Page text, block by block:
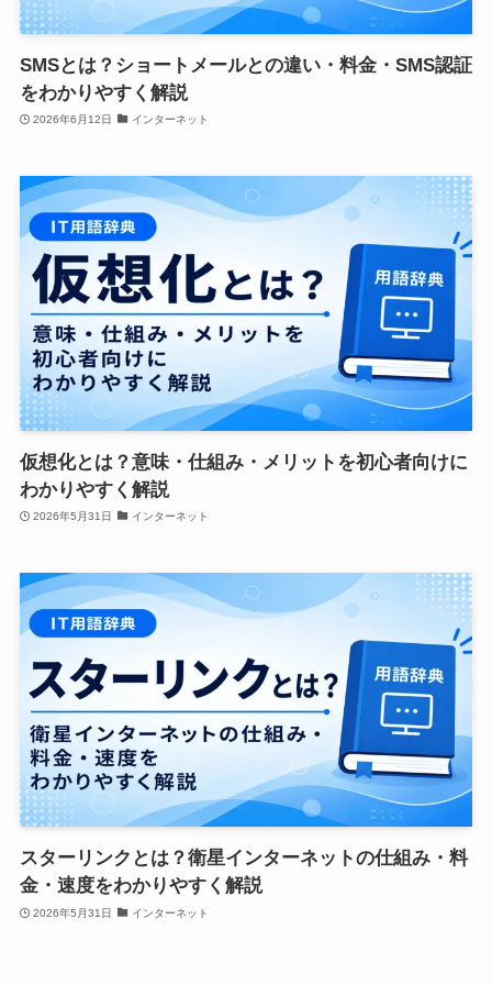
SMSとは？ショートメールとの違い・料金・SMS認証
をわかりやすく解説
2026年6月12日 インターネット
仮想化とは？意味・仕組み・メリットを初心者向けに
わかりやすく解説
2026年5月31日 インターネット
スターリンクとは？衛星インターネットの仕組み・料
金・速度をわかりやすく解説
2026年5月31日 インターネット